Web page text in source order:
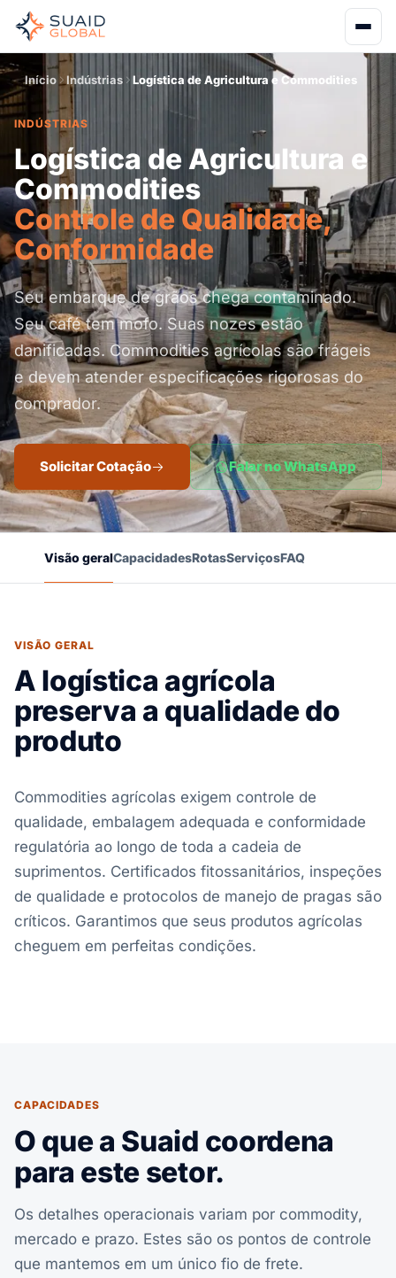
Início Indústrias Logística de Agricultura e Commodities
INDÚSTRIAS
Logística de Agricultura e
Commodities
Controle de Qualidade,
Conformidade
Seu embarque de grãos chega contaminado.
Seu café tem mofo. Suas nozes estão
danificadas. Commodities agrícolas são frágeis
e devem atender especificações rigorosas do
comprador.
Solicitar Cotação Falar no WhatsApp
Visão geralCapacidadesRotasServiçosFAQ
VISÃO GERAL
A logística agrícola
preserva a qualidade do
produto
Commodities agrícolas exigem controle de
qualidade, embalagem adequada e conformidade
regulatória ao longo de toda a cadeia de
suprimentos. Certificados fitossanitários, inspeções
de qualidade e protocolos de manejo de pragas são
críticos. Garantimos que seus produtos agrícolas
cheguem em perfeitas condições.
CAPACIDADES
O que a Suaid coordena
para este setor.
Os detalhes operacionais variam por commodity,
mercado e prazo. Estes são os pontos de controle
que mantemos em um único fio de frete.